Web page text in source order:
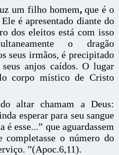
um filho homem,que é o
é apresentado diante do
dos eleitos está com isso
o dragão
seus irmãos, é precipitado
anjos caídos. O lugar
corpo místico de Cristo
altar chamam a Deus:
esperar para seu sangue
é esse...” que aguardassem
completasse o número do
”(Apoc.6,11).